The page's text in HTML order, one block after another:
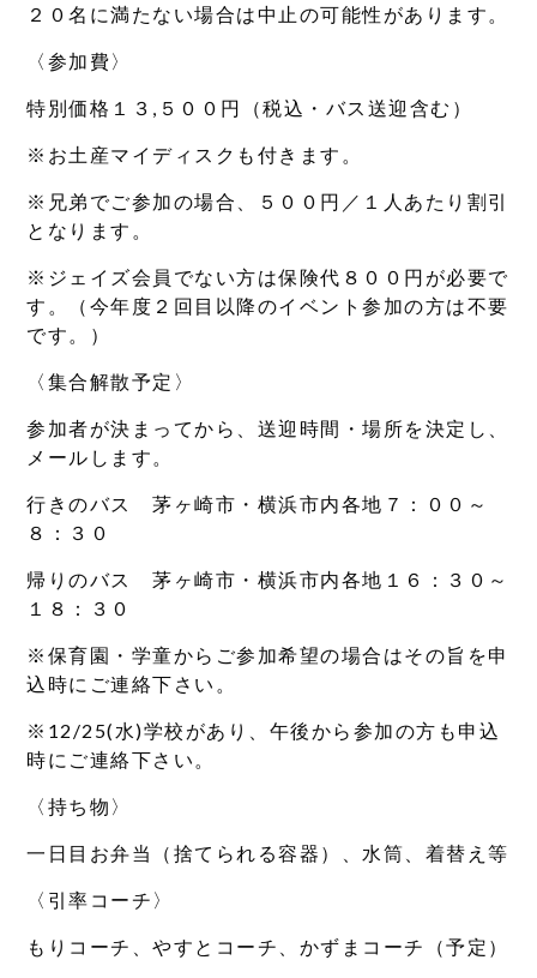
２０名に満たない場合は中止の可能性があります。
〈参加費〉
特別価格１３,５００円（税込・バス送迎含む）
※お土産マイディスクも付きます。
※兄弟でご参加の場合、５００円／１人あたり割引
となります。
※ジェイズ会員でない方は保険代８００円が必要で
す。（今年度２回目以降のイベント参加の方は不要
です。）
〈集合解散予定〉
参加者が決まってから、送迎時間・場所を決定し、
メールします。
行きのバス 茅ヶ崎市・横浜市内各地７：００～
８：３０
帰りのバス 茅ヶ崎市・横浜市内各地１６：３０～
１８：３０
※保育園・学童からご参加希望の場合はその旨を申
込時にご連絡下さい。
※12/25(水)学校があり、午後から参加の方も申込
時にご連絡下さい。
〈持ち物〉
一日目お弁当（捨てられる容器）、水筒、着替え等
〈引率コーチ〉
もりコーチ、やすとコーチ、かずまコーチ（予定）